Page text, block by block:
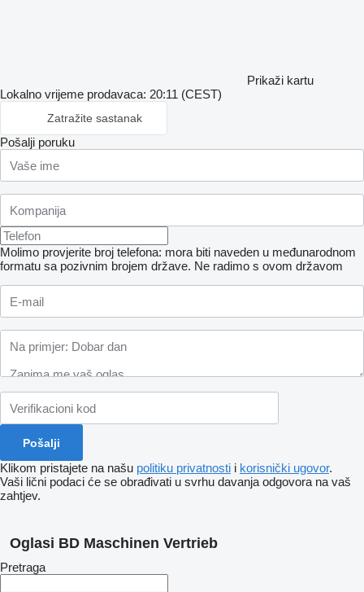
Prikaži kartu
Lokalno vrijeme prodavaca: 20:11 (CEST)
Zatražite sastanak
Pošalji poruku
Molimo provjerite broj telefona: mora biti naveden u međunarodnom
formatu sa pozivnim brojem države. Ne radimo s ovom državom
Klikom pristajete na našu politiku privatnosti i korisnički ugovor.
Vaši lični podaci će se obrađivati ​​u svrhu davanja odgovora na vaš
zahtjev.
Oglasi BD Maschinen Vertrieb
Pretraga